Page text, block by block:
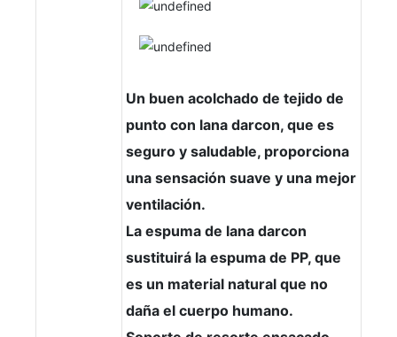
Un buen acolchado de tejido de
punto con lana darcon, que es
seguro y saludable, proporciona
una sensación suave y una mejor
ventilación.
La espuma de lana darcon
sustituirá la espuma de PP, que
es un material natural que no
daña el cuerpo humano.